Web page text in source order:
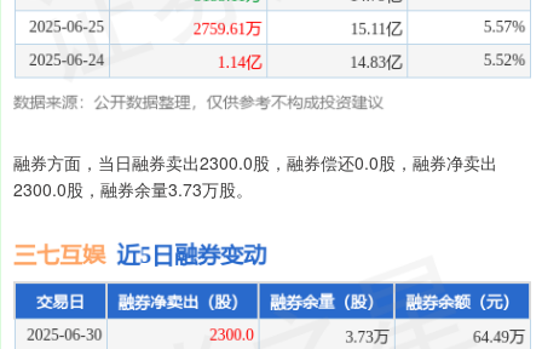
融券方面，当日融券卖出2300.0股，融券偿还0.0股，融券净卖出
2300.0股，融券余量3.73万股。